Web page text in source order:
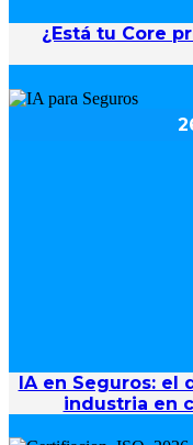
¿Está tu Core
IA en Seguros: el
industria en